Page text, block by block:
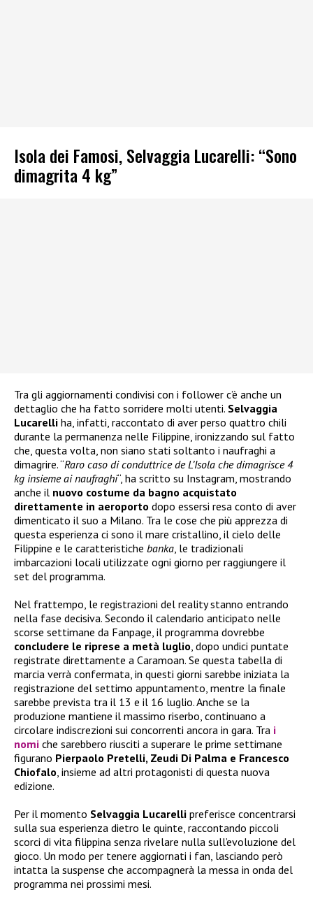
Isola dei Famosi, Selvaggia Lucarelli: “Sono
dimagrita 4 kg”
Tra gli aggiornamenti condivisi con i follower c’è anche un
dettaglio che ha fatto sorridere molti utenti. Selvaggia
Lucarelli ha, infatti, raccontato di aver perso quattro chili
durante la permanenza nelle Filippine, ironizzando sul fatto
che, questa volta, non siano stati soltanto i naufraghi a
dimagrire. “Raro caso di conduttrice de L’Isola che dimagrisce 4
kg insieme ai naufraghi“, ha scritto su Instagram, mostrando
anche il nuovo costume da bagno acquistato
direttamente in aeroporto dopo essersi resa conto di aver
dimenticato il suo a Milano. Tra le cose che più apprezza di
questa esperienza ci sono il mare cristallino, il cielo delle
Filippine e le caratteristiche banka, le tradizionali
imbarcazioni locali utilizzate ogni giorno per raggiungere il
set del programma.
Nel frattempo, le registrazioni del reality stanno entrando
nella fase decisiva. Secondo il calendario anticipato nelle
scorse settimane da Fanpage, il programma dovrebbe
concludere le riprese a metà luglio, dopo undici puntate
registrate direttamente a Caramoan. Se questa tabella di
marcia verrà confermata, in questi giorni sarebbe iniziata la
registrazione del settimo appuntamento, mentre la finale
sarebbe prevista tra il 13 e il 16 luglio. Anche se la
produzione mantiene il massimo riserbo, continuano a
circolare indiscrezioni sui concorrenti ancora in gara. Tra i
nomi che sarebbero riusciti a superare le prime settimane
figurano Pierpaolo Pretelli, Zeudi Di Palma e Francesco
Chiofalo, insieme ad altri protagonisti di questa nuova
edizione.
Per il momento Selvaggia Lucarelli preferisce concentrarsi
sulla sua esperienza dietro le quinte, raccontando piccoli
scorci di vita filippina senza rivelare nulla sull’evoluzione del
gioco. Un modo per tenere aggiornati i fan, lasciando però
intatta la suspense che accompagnerà la messa in onda del
programma nei prossimi mesi.